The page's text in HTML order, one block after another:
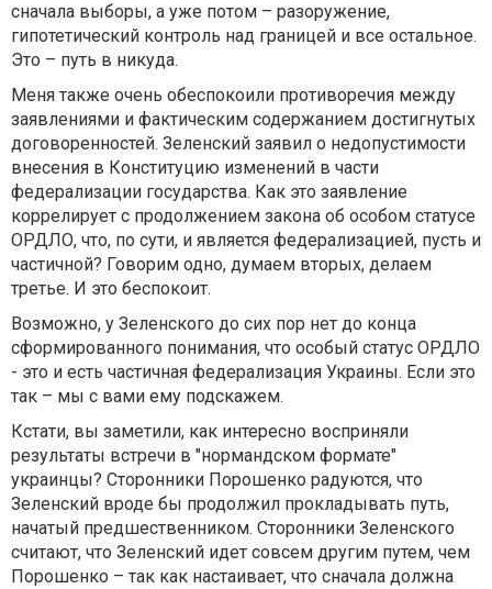
сначала выборы, а уже потом – разоружение,
гипотетический контроль над границей и все остальное.
Это – путь в никуда.
Меня также очень обеспокоили противоречия между
заявлениями и фактическим содержанием достигнутых
договоренностей. Зеленский заявил о недопустимости
внесения в Конституцию изменений в части
федерализации государства. Как это заявление
коррелирует с продолжением закона об особом статусе
ОРДЛО, что, по сути, и является федерализацией, пусть и
частичной? Говорим одно, думаем вторых, делаем
третье. И это беспокоит.
Возможно, у Зеленского до сих пор нет до конца
сформированного понимания, что особый статус ОРДЛО
- это и есть частичная федерализация Украины. Если это
так – мы с вами ему подскажем.
Кстати, вы заметили, как интересно восприняли
результаты встречи в "нормандском формате"
украинцы? Сторонники Порошенко радуются, что
Зеленский вроде бы продолжил прокладывать путь,
начатый предшественником. Сторонники Зеленского
считают, что Зеленский идет совсем другим путем, чем
Порошенко – так как настаивает, что сначала должна